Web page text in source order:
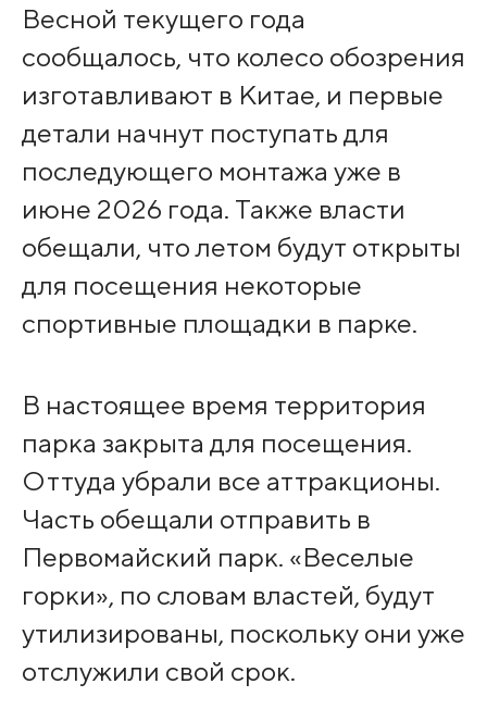
Весной текущего года
сообщалось, что колесо обозрения
изготавливают в Китае, и первые
детали начнут поступать для
последующего монтажа уже в
июне 2026 года. Также власти
обещали, что летом будут открыты
для посещения некоторые
спортивные площадки в парке.
В настоящее время территория
парка закрыта для посещения.
Оттуда убрали все аттракционы.
Часть обещали отправить в
Первомайский парк. «Веселые
горки», по словам властей, будут
утилизированы, поскольку они уже
отслужили свой срок.